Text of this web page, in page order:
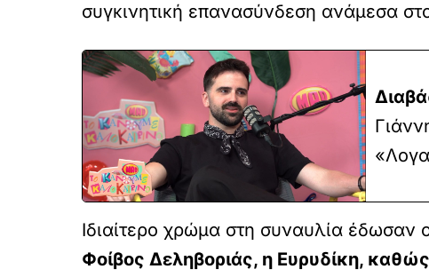
συγκινητική επανασύνδεση ανάμεσα
Ιδιαίτερο χρώμα στη συναυλία έδωσαν
Φοίβος Δεληβοριάς, η Ευρυδίκη,